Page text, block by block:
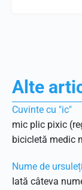
Alte
Cuvinte cu "ic"
mic plic pixic
bicicletă medic
Nume de ursuleți
Iată câteva